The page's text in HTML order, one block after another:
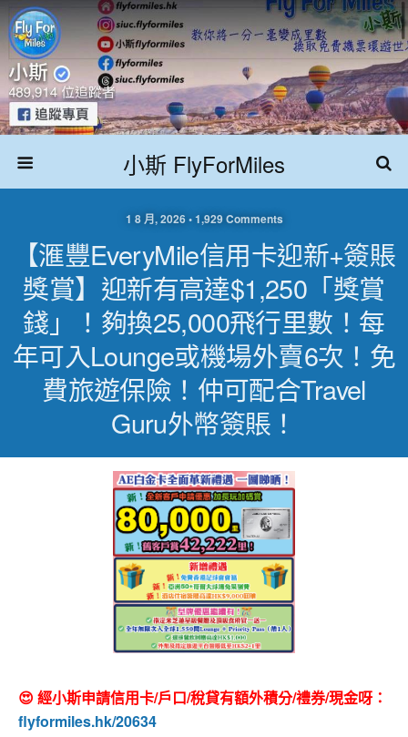
小斯 FlyForMiles
1 8 月, 2026 • 1,929 Comments
【滙豐EveryMile信用卡迎新+簽賬
獎賞】迎新有高達$1,250「獎賞
錢」！夠換25,000飛行里數！每
年可入lounge或機場外賣6次！免
費旅遊保險！仲可配合Travel
Guru外幣簽賬！
😍 經小斯申請信用卡/戶口/稅貸有額外積分/禮券/現金呀：
flyformiles.hk/20634